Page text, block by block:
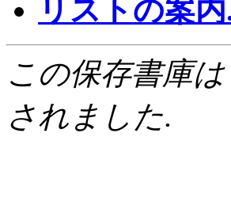
リストの案内
この保存書庫
されました.